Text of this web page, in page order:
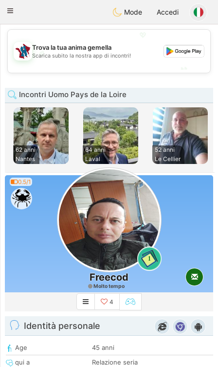
Taimerais
Toggle
Mode Accedi
💖
💕
Trova la tua anima gemella
Scarica subito la nostra app di incontri!
Incontri Uomo Pays de la Loire
62 anni
Nantes
64 anni
Laval
52 anni
Le Cellier
0.5/1
1
Freecod
Molto tempo
4
Identità personale
Age
45 anni
qui a
Relazione seria